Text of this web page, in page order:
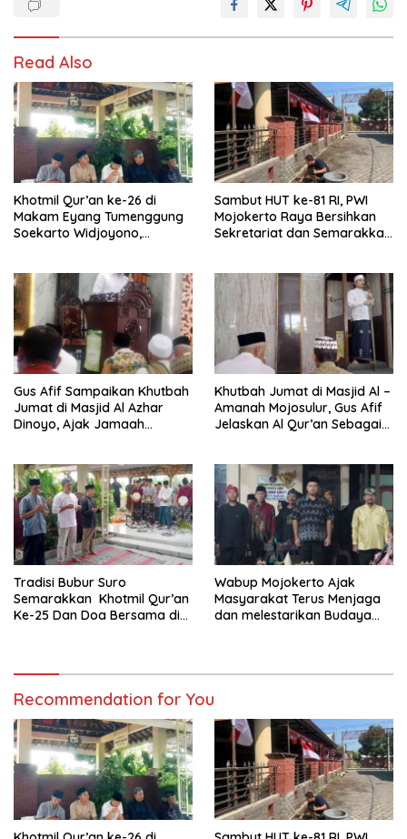
Read Also
Khotmil Qur’an ke-26 di
Makam Eyang Tumenggung
Soekarto Widjoyono,
Leluhur.
Sambut HUT ke-81 RI, PWI
Mojokerto Raya Bersihkan
Sekretariat dan Semarakkan
Gus Afif Sampaikan Khutbah
Jumat di Masjid Al Azhar
Dinoyo, Ajak Jamaah
Khutbah Jumat di Masjid Al –
Amanah Mojosulur, Gus Afif
Jelaskan Al Qur’an Sebagai
Tradisi Bubur Suro
Semarakkan Khotmil Qur’an
Ke-25 Dan Doa Bersama di
Wabup Mojokerto Ajak
Masyarakat Terus Menjaga
dan melestarikan Budaya
Recommendation for You